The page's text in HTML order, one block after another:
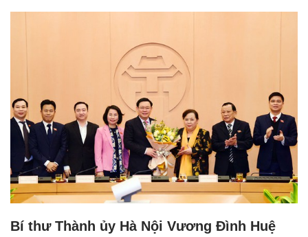
Bí thư Thành ủy Hà Nội Vương Đình Huệ